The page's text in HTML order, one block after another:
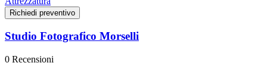
Richiedi preventivo
Studio Fotografico Morselli
0 Recensioni